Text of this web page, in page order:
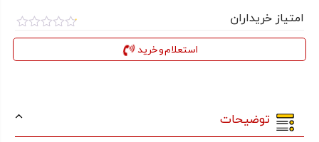
امتیاز خریداران
امتیاز
از
استعلام و خرید
توضیحات